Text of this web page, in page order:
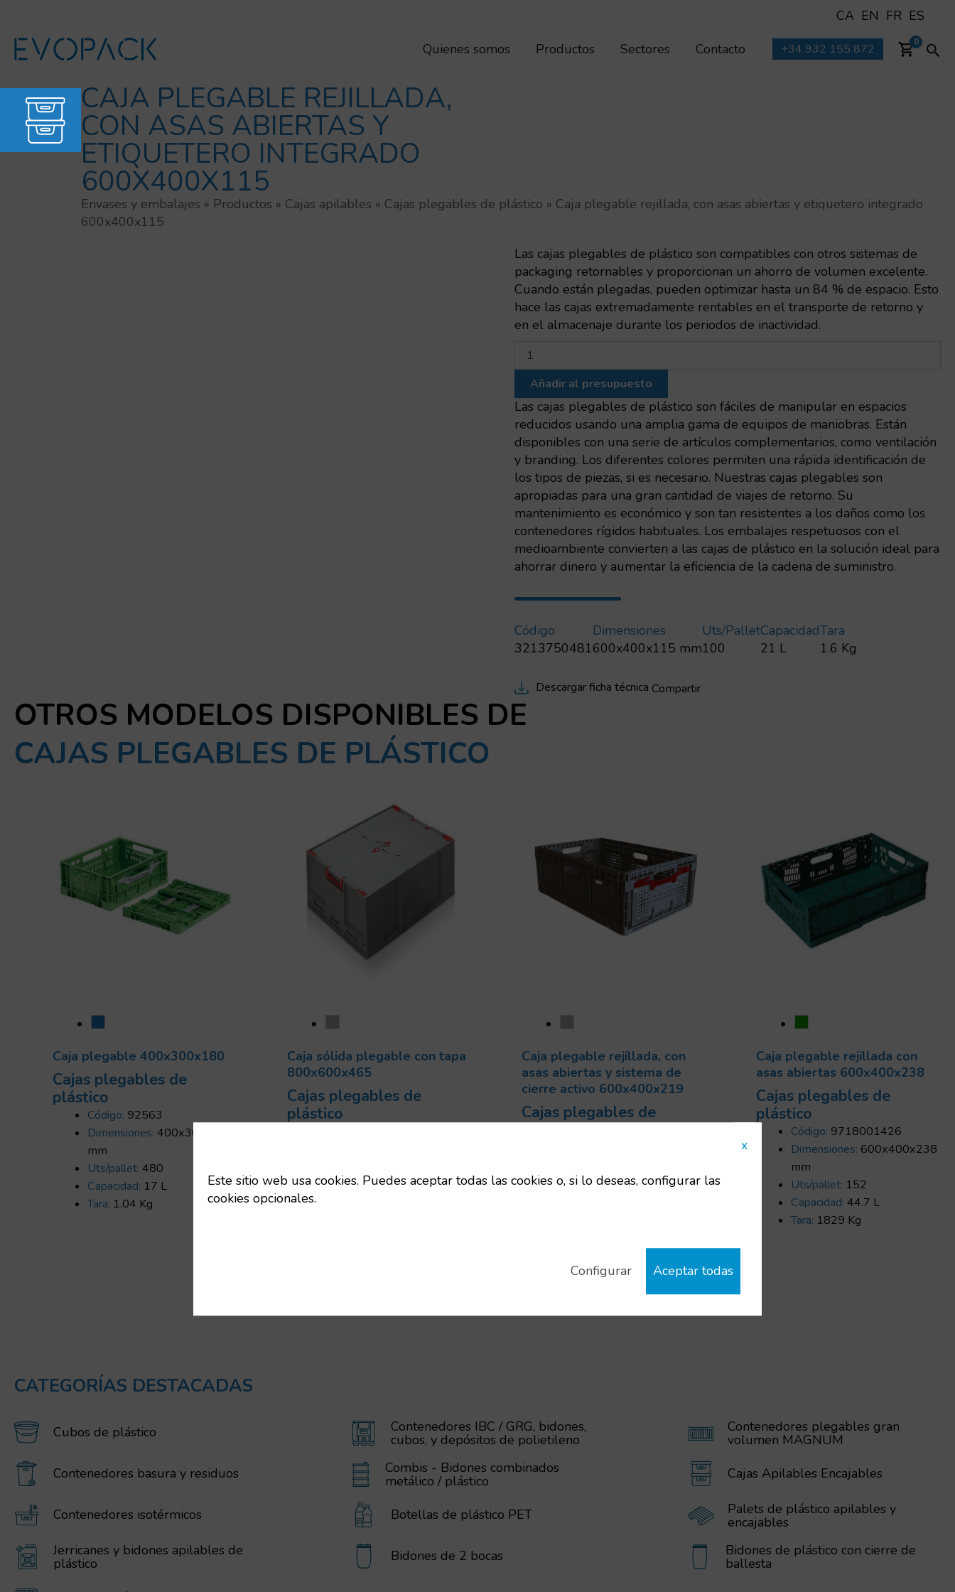
contenido
CA EN FR ES
Quienes somos
Productos Sectores Contacto +34 932 155 872 0
CAJA PLEGABLE REJILLADA,
CON ASAS ABIERTAS Y
ETIQUETERO INTEGRADO
600X400X115
Envases y embalajes » Productos » Cajas apilables » Cajas plegables de plástico » Caja plegable rejillada, con asas abiertas y etiquetero integrado
600x400x115
Las cajas plegables de plástico son compatibles con otros sistemas de
packaging retornables y proporcionan un ahorro de volumen excelente.
Cuando están plegadas, pueden optimizar hasta un 84 % de espacio. Esto
hace las cajas extremadamente rentables en el transporte de retorno y
en el almacenaje durante los periodos de inactividad.
plegable
con
asas
abiertas
y
etiquetero
integrado
600x400x115
cantidad
Añadir al presupuesto
Las cajas plegables de plástico son fáciles de manipular en espacios
reducidos usando una amplia gama de equipos de maniobras. Están
disponibles con una serie de artículos complementarios, como ventilación
y branding. Los diferentes colores permiten una rápida identificación de
los tipos de piezas, si es necesario. Nuestras cajas plegables son
apropiadas para una gran cantidad de viajes de retorno. Su
mantenimiento es económico y son tan resistentes a los daños como los
contenedores rígidos habituales. Los embalajes respetuosos con el
medioambiente convierten a las cajas de plástico en la solución ideal para
ahorrar dinero y aumentar la eficiencia de la cadena de suministro.
Código
3213750481
Dimensiones
600x400x115 mm
Uts/pallet
100
Capacidad
21 L
Tara
1.6 Kg
Descargar ficha técnica Compartir
OTROS MODELOS DISPONIBLES DE
CAJAS PLEGABLES DE PLÁSTICO
Caja plegable 400x300x180
Cajas plegables de
plástico
Código: 92563
Dimensiones: 400x300x180
mm
Uts/pallet: 480
Capacidad: 17 L
Tara: 1.04 Kg
Caja sólida plegable con tapa
800x600x465
Cajas plegables de
plástico
Uts/pallet:36
Caja plegable rejillada, con
asas abiertas y sistema de
cierre activo 600x400x219
Cajas plegables de
plástico
mm
Caja plegable rejillada con
asas abiertas 600x400x238
Cajas plegables de
plástico
Código: 9718001426
Dimensiones: 600x400x238
mm
Uts/pallet: 152
Capacidad: 44.7 L
Tara: 1829 Kg
CATEGORÍAS DESTACADAS
Cubos de plástico Contenedores IBC / GRG, bidones,
cubos, y depósitos de polietileno
Contenedores plegables gran
volumen MAGNUM
Contenedores basura y residuos
Combis - Bidones combinados
metálico / plástico Cajas Apilables Encajables
Contenedores isotérmicos Botellas de plástico PET Palets de plástico apilables y
encajables
Jerricanes y bidones apilables de
plástico Bidones de 2 bocas Bidones de plástico con cierre de
ballesta
Este sitio web usa cookies. Puedes aceptar todas las cookies o, si lo deseas, configurar las
cookies opcionales.
x
Aceptar todas
Configurar